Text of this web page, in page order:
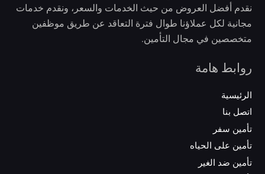
نقدم أفضل العروض من حيث الخدمات والسعر، ونقدم خدمات
مجانية لكل عملاؤنا طوال فترة التعاقد عن طريق موظفين
متخصصين في مجال التأمين.
روابط هامة
الرئيسية
اتصل بنا
تأمين سفر
تأمين على الحياه
تأمين ضد الغير